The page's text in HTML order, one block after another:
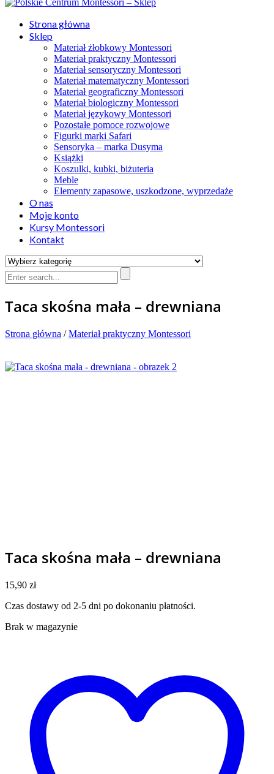
Strona główna
Sklep
Materiał żłobkowy Montessori
Materiał praktyczny Montessori
Materiał sensoryczny Montessori
Materiał matematyczny Montessori
Materiał geograficzny Montessori
Materiał biologiczny Montessori
Materiał językowy Montessori
Pozostałe pomoce rozwojowe
Figurki marki Safari
Sensoryka – marka Dusyma
Książki
Koszulki, kubki, biżuteria
Meble
Elementy zapasowe, uszkodzone, wyprzedaże
O nas
Moje konto
Kursy Montessori
Kontakt
Taca skośna mała – drewniana
Strona główna /Materiał praktyczny Montessori
Taca skośna mała – drewniana
15,90 zł
Czas dostawy od 2-5 dni po dokonaniu płatności.
Brak w magazynie